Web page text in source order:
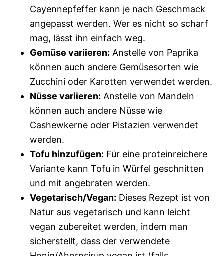
Cayennepfeffer kann je nach Geschmack
angepasst werden. Wer es nicht so scharf
mag, lässt ihn einfach weg.
Gemüse variieren: Anstelle von Paprika
können auch andere Gemüsesorten wie
Zucchini oder Karotten verwendet werden.
Nüsse variieren: Anstelle von Mandeln
können auch andere Nüsse wie
Cashewkerne oder Pistazien verwendet
werden.
Tofu hinzufügen: Für eine proteinreichere
Variante kann Tofu in Würfel geschnitten
und mit angebraten werden.
Vegetarisch/Vegan: Dieses Rezept ist von
Natur aus vegetarisch und kann leicht
vegan zubereitet werden, indem man
sicherstellt, dass der verwendete